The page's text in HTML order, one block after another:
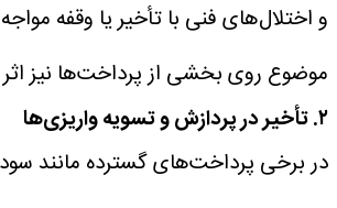
و اختلال‌های فنی با تأخیر یا وقفه
موضوع روی بخشی از پرداخت‌ها نیز
۲. تأخیر در پردازش و تسویه واریزی‌ها
در برخی پرداخت‌های گسترده مانند